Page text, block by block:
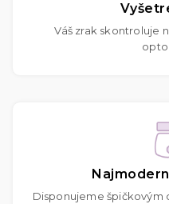
Váš zrak skontroluje
Disponujeme